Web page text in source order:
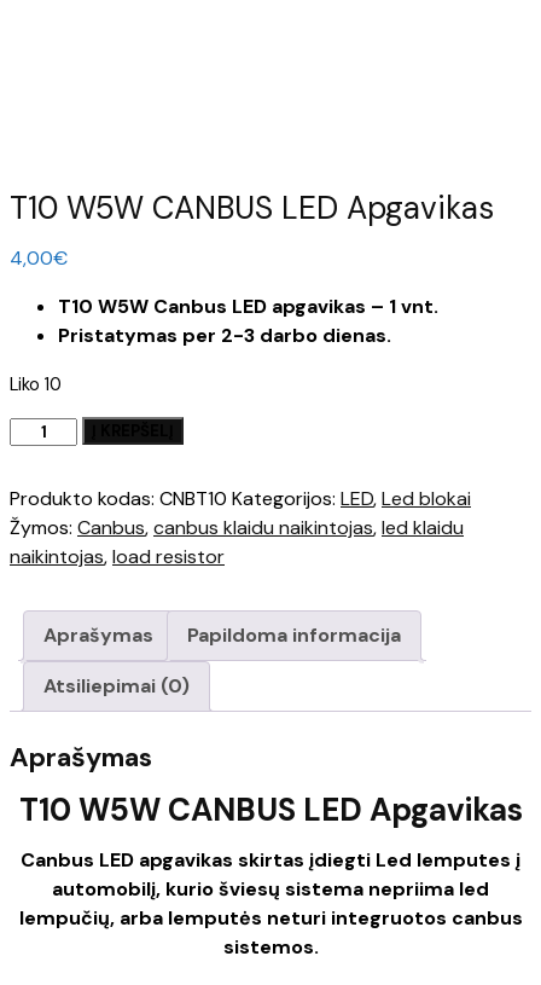
T10 W5W CANBUS LED Apgavikas
4,00€
T10 W5W Canbus LED apgavikas – 1 vnt.
Pristatymas per 2-3 darbo dienas.
Liko 10
produkto
T10
W5W
CANBUS
LED
Produkto kodas: CNBT10 Kategorijos: LED,Led blokai
Žymos: Canbus,canbus klaidu naikintojas,led klaidu
naikintojas,load resistor
Aprašymas
Papildoma informacija
Atsiliepimai (0)
Aprašymas
T10 W5W CANBUS LED Apgavikas
Canbus LED apgavikas skirtas įdiegti Led lemputes į
automobilį, kurio šviesų sistema nepriima led
lempučių, arba lemputės neturi integruotos canbus
sistemos.